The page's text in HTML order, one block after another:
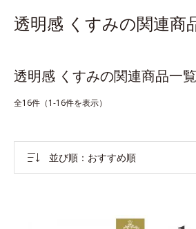
透明感 くすみの関連商
透明感 くすみの関連商品一
全16件（1-16件を表示）
並び順 おすすめ順